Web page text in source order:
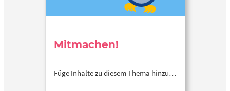
Mitmachen!
Füge Inhalte zu diesem Thema hinzu…